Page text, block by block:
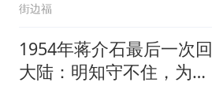
街边福
1954年蒋介石最后一次回
大陆：明知守不住，为何